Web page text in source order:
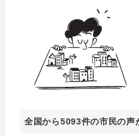
全国から5093件の市民の声